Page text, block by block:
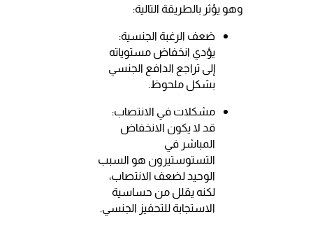
وهو يؤثر بالطريقة التالية:
ضعف الرغبة الجنسية:
يؤدي انخفاض مستوياته
إلى تراجع الدافع الجنسي
بشكل ملحوظ.
مشكلات في الانتصاب:
قد لا يكون الانخفاض
المباشر في
التستوستيرون هو السبب
الوحيد لضعف الانتصاب،
لكنه يقلل من حساسية
الاستجابة للتحفيز الجنسي.